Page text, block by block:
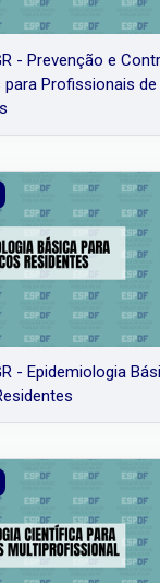
- Prevenção e
Profissionais de
Residentes
- Epidemiologia
- Epidemiologia
DF
- Metodologia